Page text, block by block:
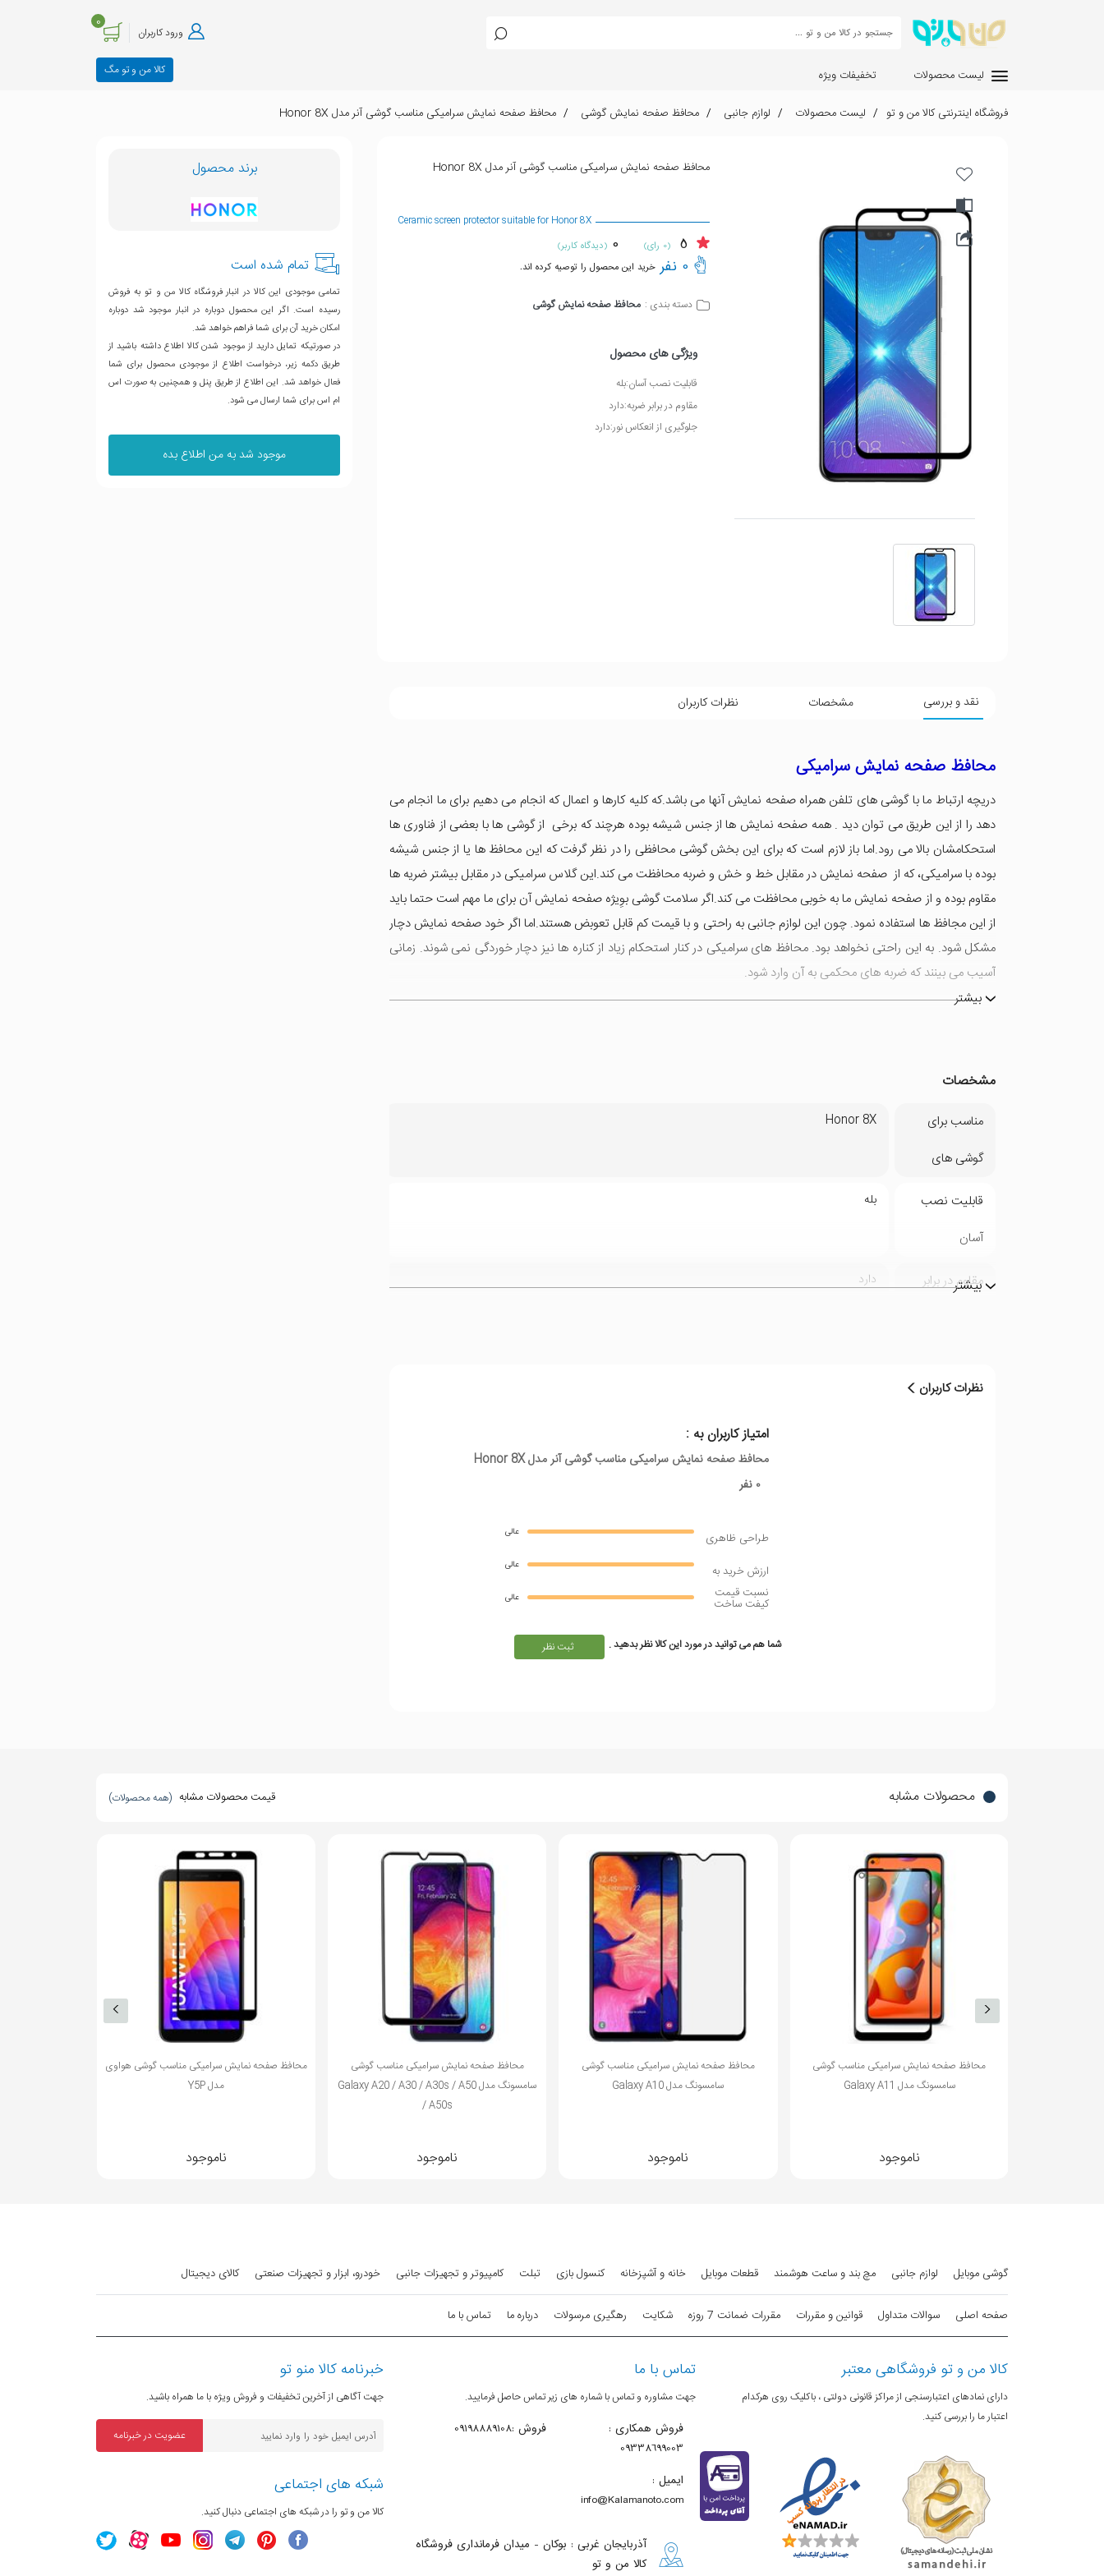
ورود کاربران
0
لیست محصولات تخفیفات ویژه کالا من و تو مگ
فروشگاه اینترنتی کالا من و تو لیست محصولات لوازم جانبی محافظ صفحه نمایش گوشی محافظ صفحه نمایش سرامیکی مناسب گوشی آنر مدل Honor 8X
محافظ صفحه نمایش سرامیکی مناسب گوشی آنر مدل Honor 8X
Ceramic screen protector suitable for Honor 8X
(0 رای) 0 (دیدگاه کاربر)
0 نفر خرید این محصول را توصیه کرده اند.
دسته بندی : محافظ صفحه نمایش گوشی
ویژگی های محصول
قابلیت نصب آسان:بله
مقاوم در برابر ضربه:دارد
جلوگیری از انعکاس نور:دارد
نقد و بررسی مشخصات نظرات کاربران
محافظ صفحه نمایش سرامیکی
دریچه ارتباط ما با گوشی های تلفن همراه صفحه نمایش آنها می باشد.که کلیه کارها و اعمال که انجام می دهیم برای ما انجام می
دهد را از این طریق می توان دید . همه صفحه نمایش ها از جنس شیشه بوده هرچند که برخی از گوشی ها با بعضی از فناوری ها
استحکامشان بالا می رود.اما باز لازم است که برای این بخش گوشی محافظی را در نظر گرفت که این محافظ ها یا از جنس شیشه
بوده با سرامیکی، که از صفحه نمایش در مقابل خط و خش و ضربه محافظت می کند.این گلاس سرامیکی در مقابل بیشتر ضریه ها
مقاوم بوده و از صفحه نمایش ما به خوبی محافظت می کند.اگر سلامت گوشی بوِیژه صفحه نمایش آن برای ما مهم است حتما باید
از این مجافظ ها استفاده نمود. چون این لوازم جانبی به راحتی و با قیمت کم قابل تعوبض هستند.اما اگر خود صفحه نمایش دچار
مشکل شود. به این راحتی نخواهد بود. محافظ های سرامیکی در کنار استحکام زیاد از کناره ها نیز دچار خوردگی نمی شوند. زمانی
آسیب می بینند که ضربه های محکمی به آن وارد شود.
بیشتر
مشخصات
مناسب برای
گوشی های
Honor 8X
قابلیت نصب
آسان
بله
مقاوم در برابر
دارد
انعکاس نور
بیشتر
نظرات کاربران
امتیاز کاربران به :
محافظ صفحه نمایش سرامیکی مناسب گوشی آنر مدل Honor 8X
0 نفر
طراحی ظاهری عالی
ارزش خريد به
نسبت قيمت
عالی
کیفت ساخت عالی
شما هم می توانید در مورد این کالا نظر بدهید . ثبت نظر
برند محصول
تمام شده است
تمامی موجودی این کالا در انبار فروشگاه کالا من و تو به فروش
رسیده است. اگر این محصول دوباره در انبار موجود شد دوباره
امکان خرید آن برای شما فراهم خواهد شد.
در صورتیکه تمایل دارید از موجود شدن کالا اطلاع داشته باشید از
طریق دکمه زیر، درخواست اطلاع از موجودی محصول برای شما
فعال خواهد شد. این اطلاع از طریق پنل و همچنین به صورت اس
ام اس برای شما ارسال می شود.
موجود شد به من اطلاع بده
محصولات مشابه قیمت محصولات مشابه (همه محصولات)
محافظ صفحه نمایش سرامیکی مناسب گوشی
سامسونگ مدل Galaxy A11
ناموجود
محافظ صفحه نمایش سرامیکی مناسب گوشی
سامسونگ مدل Galaxy A10
ناموجود
محافظ صفحه نمایش سرامیکی مناسب گوشی
سامسونگ مدل Galaxy A20 / A30 / A30s / A50
/ A50s
ناموجود
محافظ صفحه نمایش سرامیکی مناسب گوشی هواوی
مدل Y5P
ناموجود
گوشی موبایل لوازم جانبی مچ بند و ساعت هوشمند قطعات موبایل خانه و آشپزخانه کنسول بازی تبلت کامپیوتر و تجهیزات جانبی خودرو، ابزار و تجهیزات صنعتی کالای دیجیتال
صفحه اصلی سوالات متداول قوانین و مقررات مقررات ضمانت 7 روزه شکایت رهگیری مرسولات درباره ما تماس با ما
کالا من و تو فروشگاهی معتبر
دارای نمادهای اعتبارسنجی از مراکز قانونی دولتی ، باکلیک روی هرکدام
اعتبار ما را بررسی کنید.
تماس با ما
جهت مشاوره و تماس با شماره های زیر تماس حاصل فرمایید.
فروش همکاری :
09338699003
فروش :09198889108
ایمیل :
info@Kalamanoto.com
آذربایجان غربی : بوکان - میدان فرمانداری فروشگاه
کالا من و تو
خبرنامه کالا منو تو
جهت آگاهی از آخرین تخفیفات و فروش ویژه با ما همراه باشید.
عضویت در خبرنامه
شبکه های اجتماعی
کالا من و تو را در شبکه های اجتماعی دنبال کنید.